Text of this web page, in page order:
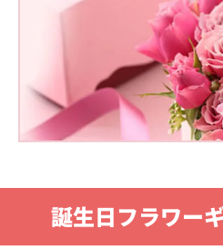
誕生日フラワー